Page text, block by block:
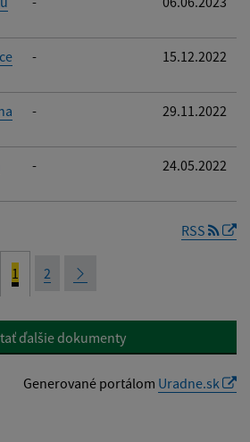
- 15.12.2022
- 29.11.2022
- 24.05.2022
RSS
1 2
ďalšie dokumenty
Generované portálom Uradne.sk